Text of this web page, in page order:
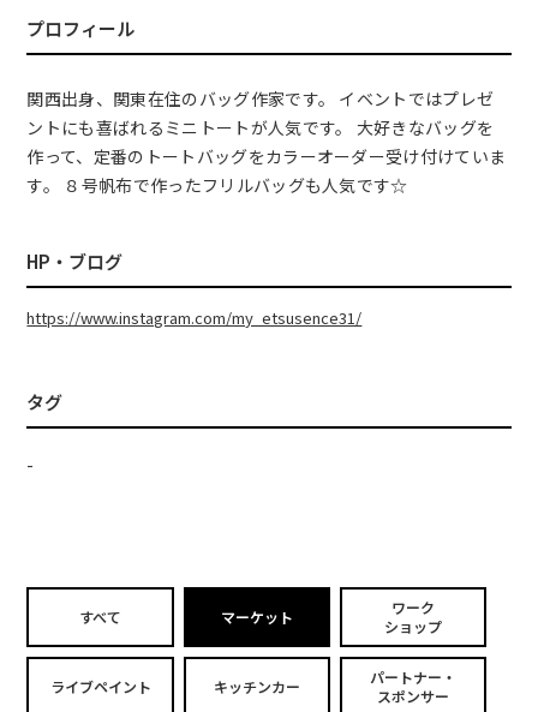
プロフィール
関西出身、関東在住のバッグ作家です。 イベントではプレゼ
ントにも喜ばれるミニトートが人気です。 大好きなバッグを
作って、定番のトートバッグをカラーオーダー受け付けていま
す。 ８号帆布で作ったフリルバッグも人気です☆
HP・ブログ
https://www.instagram.com/my_etsusence31/
タグ
-
すべて マーケット
ワーク
ショップ
ライブペイント キッチンカー
パートナー・
スポンサー